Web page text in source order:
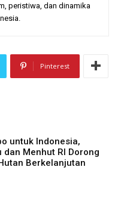
peristiwa, dan dinamika
Pinterest
untuk Indonesia,
dan Menhut RI Dorong
Berkelanjutan